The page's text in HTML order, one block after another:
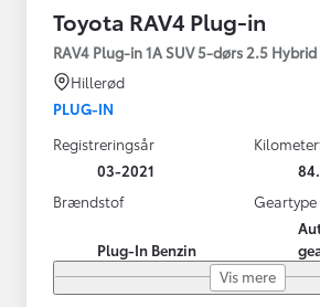
Toyota RAV4 Plug-in
RAV4 Plug-in 1A SUV 5-dørs 2.5
Hillerød
PLUG-IN
Registreringsår
03-2021
Brændstof
Plug-In Benzin
Geartype
Vis mere